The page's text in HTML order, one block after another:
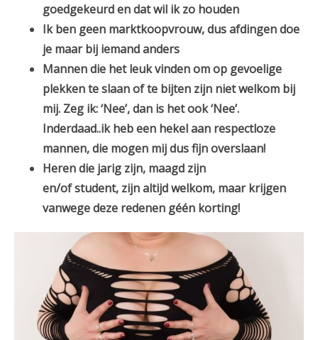
goedgekeurd en dat wil ik zo houden
Ik ben geen marktkoopvrouw, dus afdingen doe
je maar bij iemand anders
Mannen die het leuk vinden om op gevoelige
plekken te slaan of te bijten zijn niet welkom bij
mij. Zeg ik: ‘Nee’, dan is het ook ‘Nee’.
Inderdaad..ik heb een hekel aan respectloze
mannen, die mogen mij dus fijn overslaan!
Heren die jarig zijn, maagd zijn
en/of student, zijn altijd welkom, maar krijgen
vanwege deze redenen géén korting!